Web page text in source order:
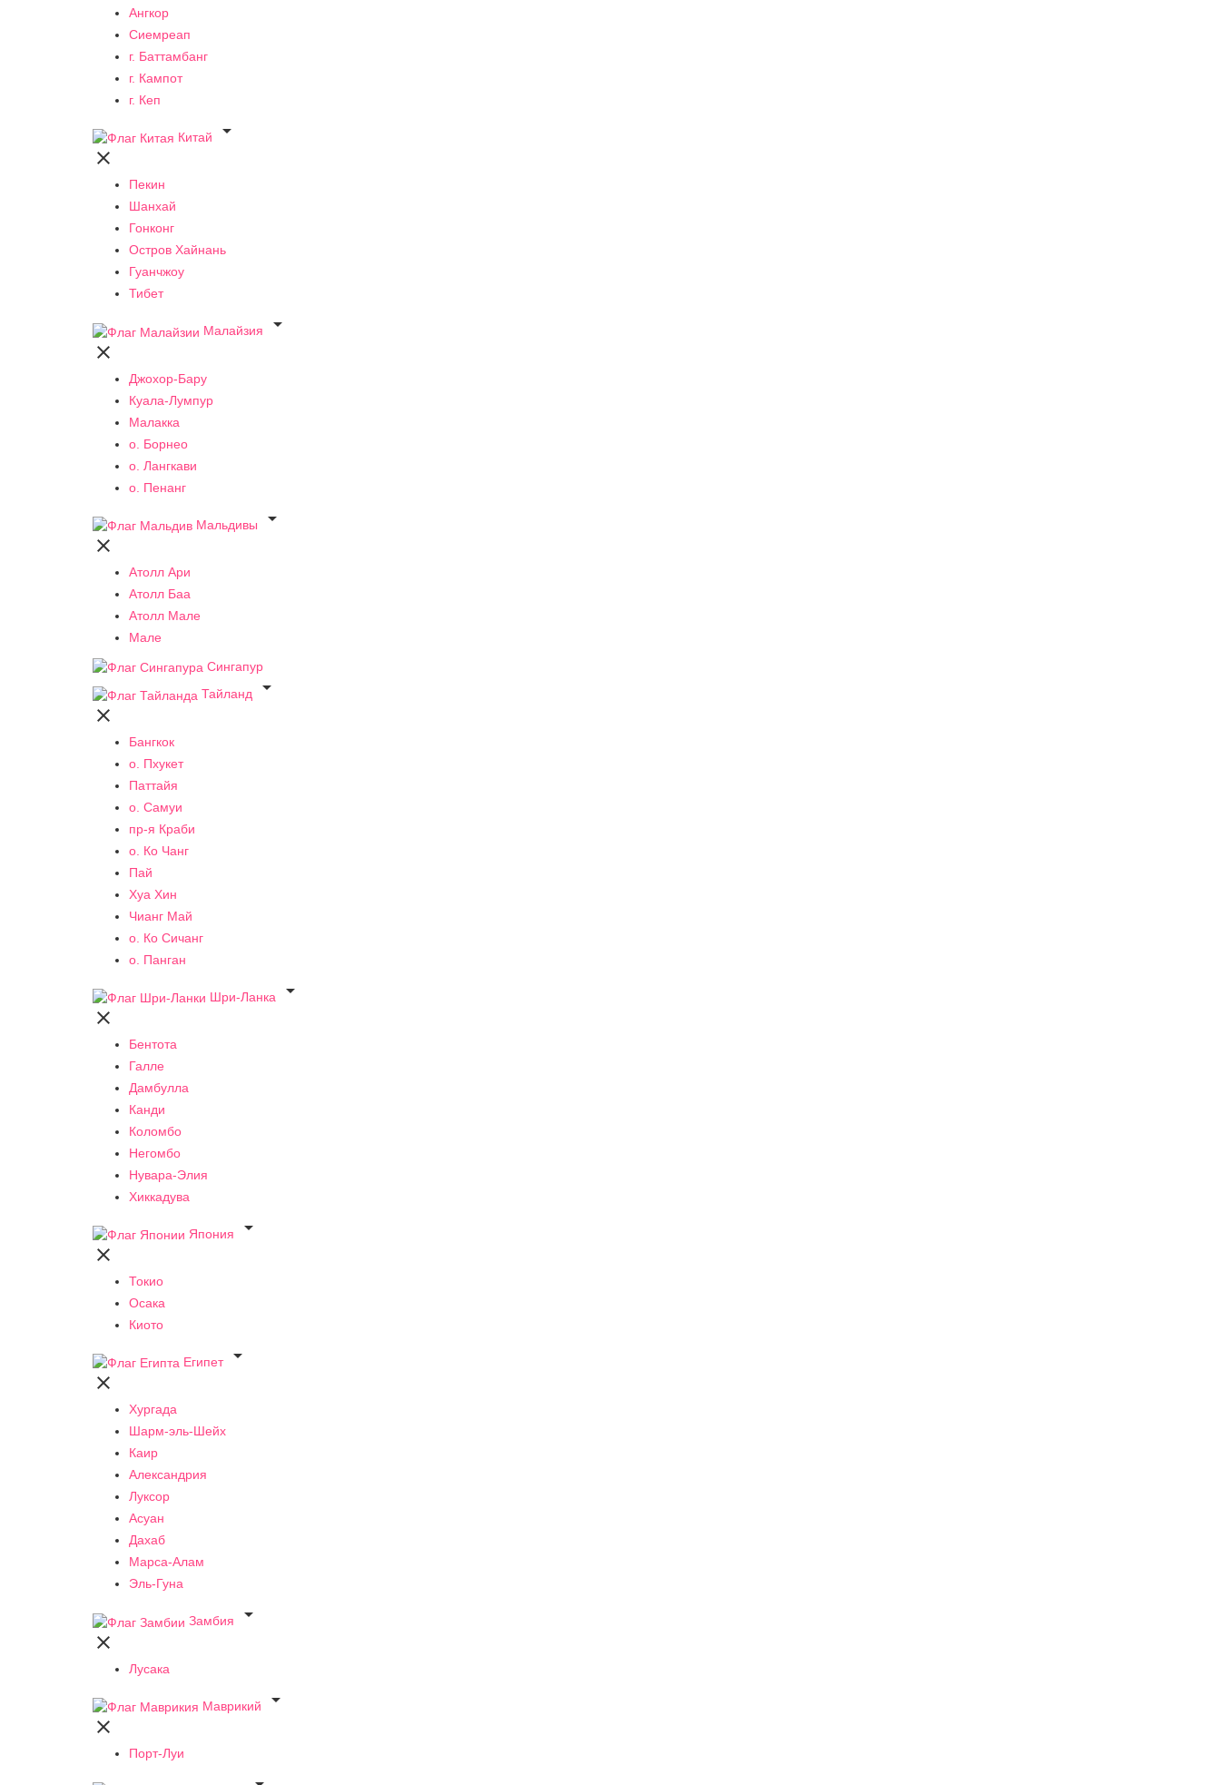
Ангкор
Сиемреап
г. Баттамбанг
г. Кампот
г. Кеп
Китай


Пекин
Шанхай
Гонконг
Остров Хайнань
Гуанчжоу
Тибет
Малайзия


Джохор-Бару
Куала-Лумпур
Малакка
о. Борнео
о. Лангкави
о. Пенанг
Мальдивы


Атолл Ари
Атолл Баа
Атолл Мале
Мале
Сингапур
Тайланд


Бангкок
о. Пхукет
Паттайя
о. Самуи
пр-я Краби
о. Ко Чанг
Пай
Хуа Хин
Чианг Май
о. Ко Сичанг
о. Панган
Шри-Ланка


Бентота
Галле
Дамбулла
Канди
Коломбо
Негомбо
Нувара-Элия
Хиккадува
Япония


Токио
Осака
Киото
Египет


Хургада
Шарм-эль-Шейх
Каир
Александрия
Луксор
Асуан
Дахаб
Марса-Алам
Эль-Гуна
Замбия


Лусака
Маврикий


Порт-Луи